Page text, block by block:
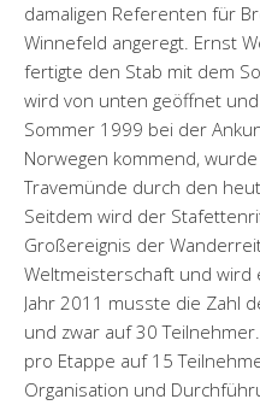
damaligen Referenten für
Winnefeld angeregt. Ernst
fertigte den Stab mit dem
wird von unten geöffnet
Sommer 1999 bei der
Norwegen kommend,
Travemünde durch den
Seitdem wird der
Großereignis der
Weltmeisterschaft und
Jahr 2011 musste die Zahl
und zwar auf 30
pro Etappe auf 15
Organisation und